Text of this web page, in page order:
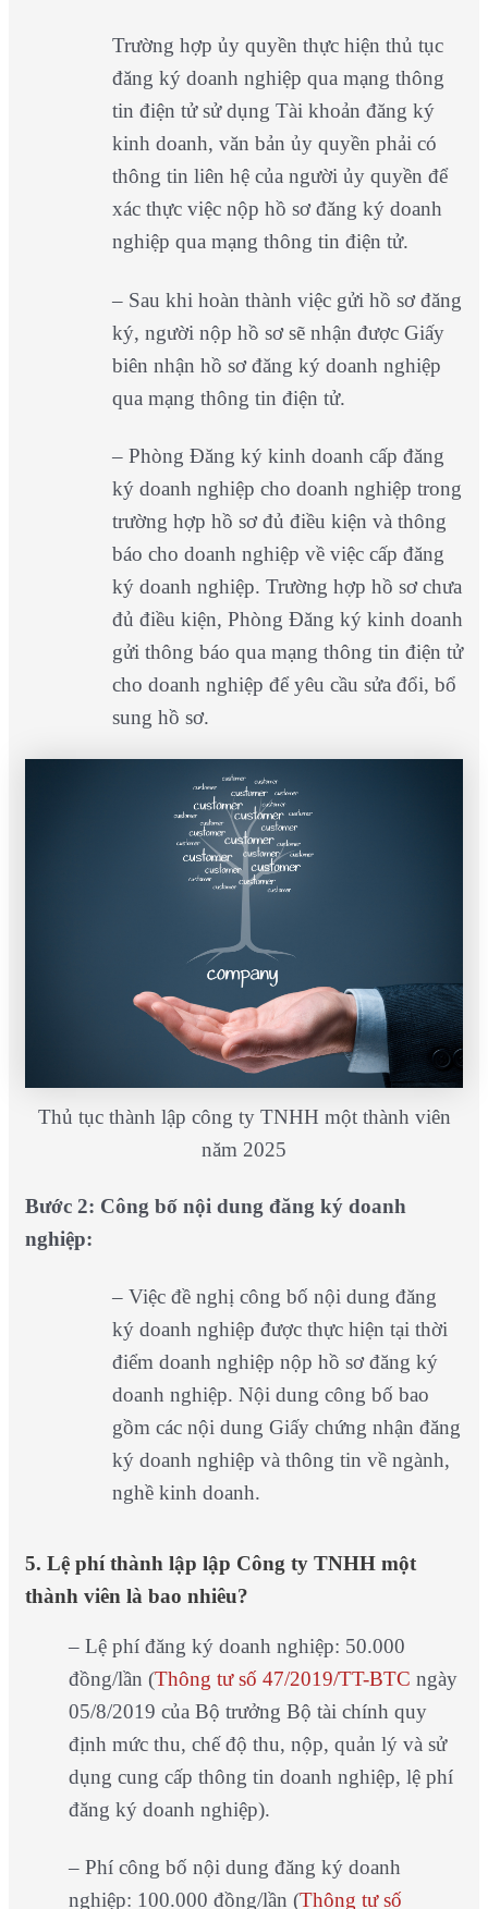
Trường hợp ủy quyền thực hiện thủ tục
đăng ký doanh nghiệp qua mạng thông
tin điện tử sử dụng Tài khoản đăng ký
kinh doanh, văn bản ủy quyền phải có
thông tin liên hệ của người ủy quyền để
xác thực việc nộp hồ sơ đăng ký doanh
nghiệp qua mạng thông tin điện tử.
– Sau khi hoàn thành việc gửi hồ sơ đăng
ký, người nộp hồ sơ sẽ nhận được Giấy
biên nhận hồ sơ đăng ký doanh nghiệp
qua mạng thông tin điện tử.
– Phòng Đăng ký kinh doanh cấp đăng
ký doanh nghiệp cho doanh nghiệp trong
trường hợp hồ sơ đủ điều kiện và thông
báo cho doanh nghiệp về việc cấp đăng
ký doanh nghiệp. Trường hợp hồ sơ chưa
đủ điều kiện, Phòng Đăng ký kinh doanh
gửi thông báo qua mạng thông tin điện tử
cho doanh nghiệp để yêu cầu sửa đổi, bổ
sung hồ sơ.
Thủ tục thành lập công ty TNHH một thành viên
năm 2025
Bước 2: Công bố nội dung đăng ký doanh
nghiệp:
– Việc đề nghị công bố nội dung đăng
ký doanh nghiệp được thực hiện tại thời
điểm doanh nghiệp nộp hồ sơ đăng ký
doanh nghiệp. Nội dung công bố bao
gồm các nội dung Giấy chứng nhận đăng
ký doanh nghiệp và thông tin về ngành,
nghề kinh doanh.
5. Lệ phí thành lập lập Công ty TNHH một
thành viên là bao nhiêu?
– Lệ phí đăng ký doanh nghiệp: 50.000
đồng/lần (Thông tư số 47/2019/TT-BTC ngày
05/8/2019 của Bộ trưởng Bộ tài chính quy
định mức thu, chế độ thu, nộp, quản lý và sử
dụng cung cấp thông tin doanh nghiệp, lệ phí
đăng ký doanh nghiệp).
– Phí công bố nội dung đăng ký doanh
nghiệp: 100.000 đồng/lần (Thông tư số